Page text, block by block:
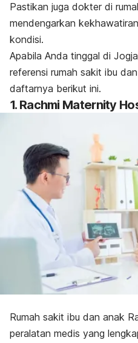
Pastikan juga dokter di
mendengarkan
kondisi.
Apabila Anda tinggal di
referensi rumah sakit ibu
daftarnya berikut ini.
1. Rachmi Maternity
Rumah sakit ibu dan anak
peralatan medis yang